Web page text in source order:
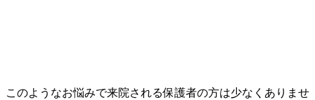
このようなお悩みで来院される保護者の方は少なくありませ